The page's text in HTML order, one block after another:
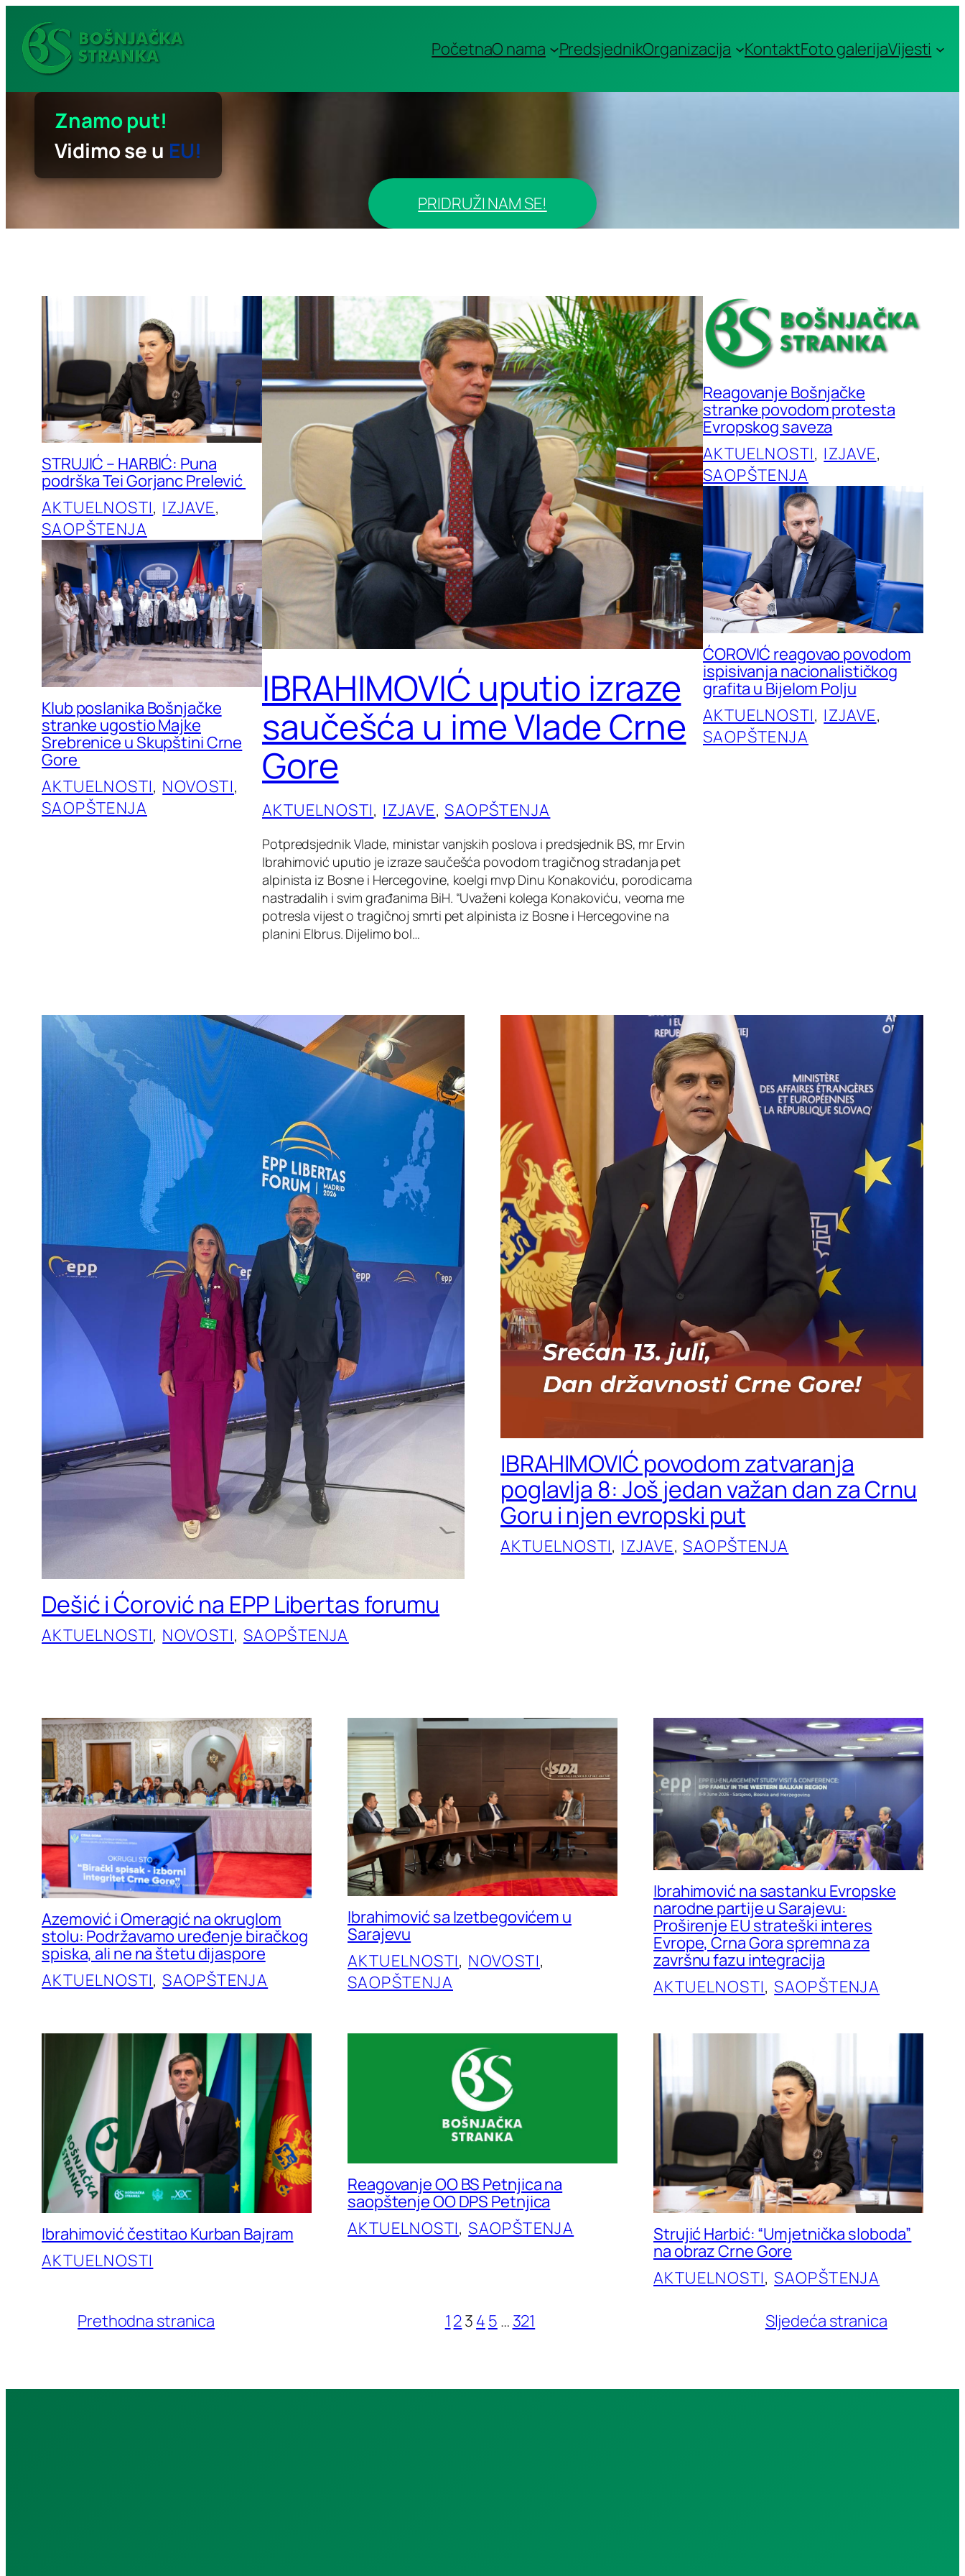
sadržaj
PočetnaO nama PredsjednikOrganizacija KontaktFoto galerijaVijesti
Znamo put!
Vidimo se u EU!
PRIDRUŽI NAM SE!
STRUJIĆ – HARBIĆ: Puna
podrška Tei Gorjanc Prelević
AKTUELNOSTI, IZJAVE
SAOPŠTENJA
Klub poslanika Bošnjačke
stranke ugostio Majke
Srebrenice u Skupštini Crne
Gore
AKTUELNOSTI, NOVOSTI
SAOPŠTENJA
IBRAHIMOVIĆ uputio izraze
saučešća u ime Vlade Crne
Gore
AKTUELNOSTI, IZJAVE, SAOPŠTENJA
Potpredsjednik Vlade, ministar vanjskih poslova i predsjednik BS, mr Ervin
Ibrahimović uputio je izraze saučešća povodom tragičnog stradanja pet
alpinista iz Bosne i Hercegovine, koelgi mvp Dinu Konakoviću, porodicama
nastradalih i svim građanima BiH. “Uvaženi kolega Konakoviću, veoma me
potresla vijest o tragičnoj smrti pet alpinista iz Bosne i Hercegovine na
planini Elbrus. Dijelimo bol…
Reagovanje Bošnjačke
stranke povodom protesta
Evropskog saveza
AKTUELNOSTI, IZJAVE
SAOPŠTENJA
ĆOROVIĆ reagovao povodom
ispisivanja nacionalističkog
grafita u Bijelom Polju
AKTUELNOSTI, IZJAVE
SAOPŠTENJA
Dešić i Ćorović na EPP Libertas forumu
AKTUELNOSTI, NOVOSTI, SAOPŠTENJA
IBRAHIMOVIĆ povodom zatvaranja
poglavlja 8: Još jedan važan dan za Crnu
Goru i njen evropski put
AKTUELNOSTI, IZJAVE, SAOPŠTENJA
Azemović i Omeragić na okruglom
stolu: Podržavamo uređenje biračkog
spiska, ali ne na štetu dijaspore
AKTUELNOSTI, SAOPŠTENJA
Ibrahimović sa Izetbegovićem u
Sarajevu
AKTUELNOSTI, NOVOSTI
SAOPŠTENJA
Ibrahimović na sastanku Evropske
narodne partije u Sarajevu:
Proširenje EU strateški interes
Evrope, Crna Gora spremna za
završnu fazu integracija
AKTUELNOSTI, SAOPŠTENJA
Ibrahimović čestitao Kurban Bajram
AKTUELNOSTI
Reagovanje OO BS Petnjica na
saopštenje OO DPS Petnjica
AKTUELNOSTI, SAOPŠTENJA
Strujić Harbić: “Umjetnička sloboda”
na obraz Crne Gore
AKTUELNOSTI, SAOPŠTENJA
Prethodna stranica
1 23 4 5 … 321 Sljedeća stranica